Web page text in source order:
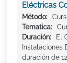
Eléctricas
Método:
Tematica:
Duración:
El
Instalaciones
duración de